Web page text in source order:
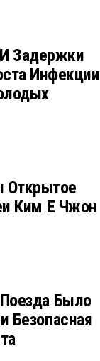
Задержки
Инфекции
Открытое
Ким Е Чжон
Было
Безопасная